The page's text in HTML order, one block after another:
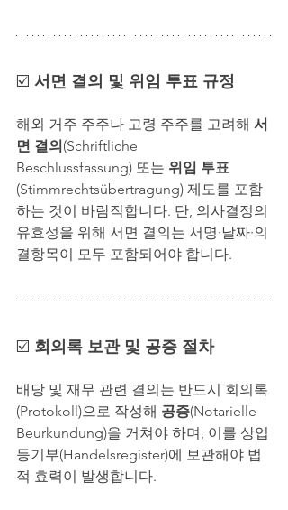
☑️ 서면 결의 및 위임 투표 규정
해외 거주 주주나 고령 주주를 고려해 서
면 결의(Schriftliche
Beschlussfassung) 또는 위임 투표
(Stimmrechtsübertragung) 제도를 포함
하는 것이 바람직합니다. 단, 의사결정의
유효성을 위해 서면 결의는 서명·날짜·의
결항목이 모두 포함되어야 합니다.
☑️ 회의록 보관 및 공증 절차
배당 및 재무 관련 결의는 반드시 회의록
(Protokoll)으로 작성해 공증(Notarielle
Beurkundung)을 거쳐야 하며, 이를 상업
등기부(Handelsregister)에 보관해야 법
적 효력이 발생합니다.